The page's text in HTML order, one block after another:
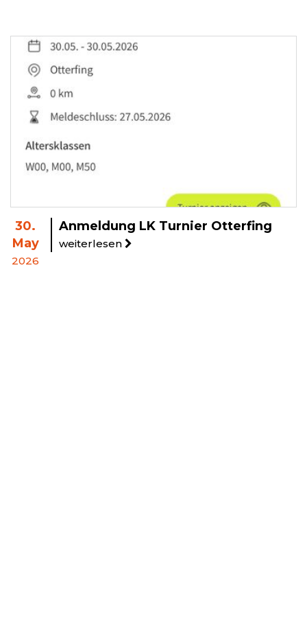
30.
May
2026
Anmeldung LK Turnier Otterfing
weiterlesen